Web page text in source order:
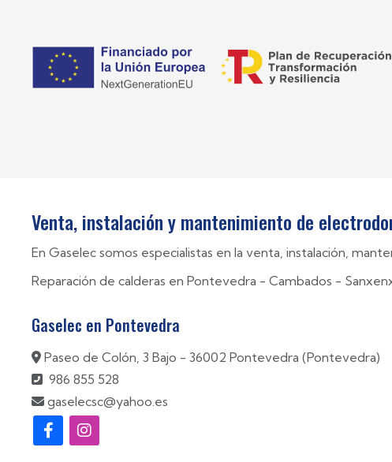
Venta, instalación y mantenimiento de
En Gaselec somos especialistas en la venta, instalación,
Reparación de calderas enPontevedra -Cambados -
Gaselec en Pontevedra
Paseo de Colón, 3 Bajo - 36002 Pontevedra (Pontevedra)
986 855 528
gaselecsc@yahoo.es